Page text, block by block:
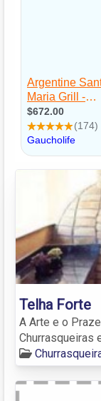
Telha Forte
A Arte e o
Churrasqueiras